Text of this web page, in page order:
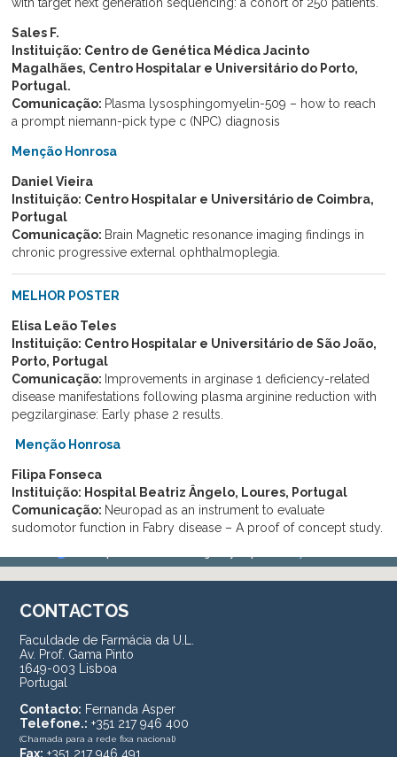
Sales F.
Instituição: Centro de Genética Médica Jacinto
Magalhães, Centro Hospitalar e Universitário do Porto,
Portugal.
Comunicação: Plasma lysosphingomyelin-509 – how to reach
a prompt niemann-pick type c (NPC) diagnosis
Menção Honrosa
Daniel Vieira
Instituição: Centro Hospitalar e Universitário de Coimbra,
Portugal
Comunicação: Brain Magnetic resonance imaging findings in
chronic progressive external ophthalmoplegia.
MELHOR POSTER
Elisa Leão Teles
Instituição: Centro Hospitalar e Universitário de São João,
Porto, Portugal
Comunicação: Improvements in arginase 1 deficiency-related
disease manifestations following plasma arginine reduction with
pegzilarginase: Early phase 2 results.
Menção Honrosa
Filipa Fonseca
Instituição: Hospital Beatriz Ângelo, Loures, Portugal
Comunicação: Neuropad as an instrument to evaluate
sudomotor function in Fabry disease – A proof of concept study.
CONTACTOS
Faculdade de Farmácia da U.L.
Av. Prof. Gama Pinto
1649-003 Lisboa
Portugal
Contacto: Fernanda Asper
Telefone.: +351 217 946 400
(Chamada para a rede fixa nacional)
Fax: +351 217 946 491